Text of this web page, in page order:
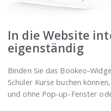
In die Website
eigenständig
Binden Sie das Bookeo-
Schüler Kurse buchen
und ohne Pop-up-Fenster